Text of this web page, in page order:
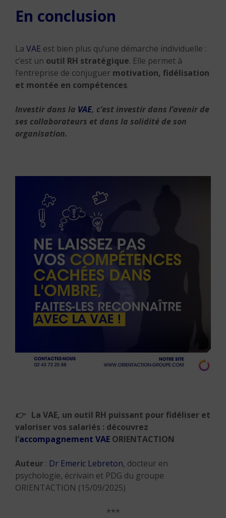
En conclusion
La VAE est bien plus qu’une démarche individuelle :
c’est un outil RH stratégique. Elle permet à
l’entreprise de conjuguer motivation, fidélisation
et montée en compétences.
Investir dans la VAE, c’est investir dans l’avenir de
ses collaborateurs et dans la solidité de son
organisation.
👉 La VAE, un outil RH puissant pour fidéliser et
valoriser vos salariés : découvrez
l’accompagnement VAE ORIENTACTION
Auteur : Dr Emeric Lebreton, docteur en
psychologie, écrivain et PDG du groupe
ORIENTACTION (15/09/2025)
***